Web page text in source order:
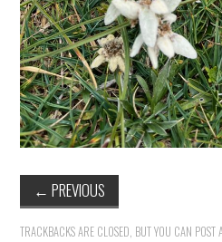
← PREVIOUS
TRACKBACKS ARE CLOSED, BUT YOU CAN POST